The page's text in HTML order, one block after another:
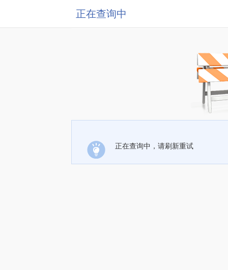
正在查询中
正在查询中，请刷新重试